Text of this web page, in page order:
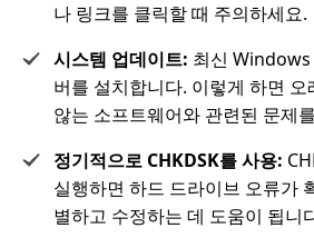
나 링크를 클릭할 때 주의하세요.
시스템 업데이트: 최신 Windows
버를 설치합니다. 이렇게 하면
않는 소프트웨어와 관련된 문제
정기적으로 CHKDSK를 사용:
실행하면 하드 드라이브 오류가
별하고 수정하는 데 도움이 됩니